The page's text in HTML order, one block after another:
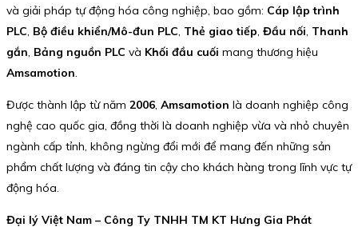
và giải pháp tự động hóa công nghiệp, bao gồm: Cáp lập trình
PLC Bộ điều khiển/Mô-đun PLC Thẻ giao tiếp Đầu nối Thanh
gắn Bảng nguồn PLC và Khối đầu cuối mang thương hiệu
Amsamotion
Được thành lập từ năm 2006 Amsamotion là doanh nghiệp công
nghệ cao quốc gia, đồng thời là doanh nghiệp vừa và nhỏ chuyên
ngành cấp tỉnh, không ngừng đổi mới để mang đến những sản
phẩm chất lượng và đáng tin cậy cho khách hàng trong lĩnh vực tự
động hóa.
Đại lý Việt Nam – Công Ty TNHH TM KT Hưng Gia Phát